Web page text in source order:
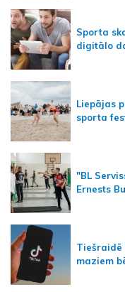
Sporta
digitālo
Liepājas
sporta
"BL
Ernests
Tiešraidē
maziem